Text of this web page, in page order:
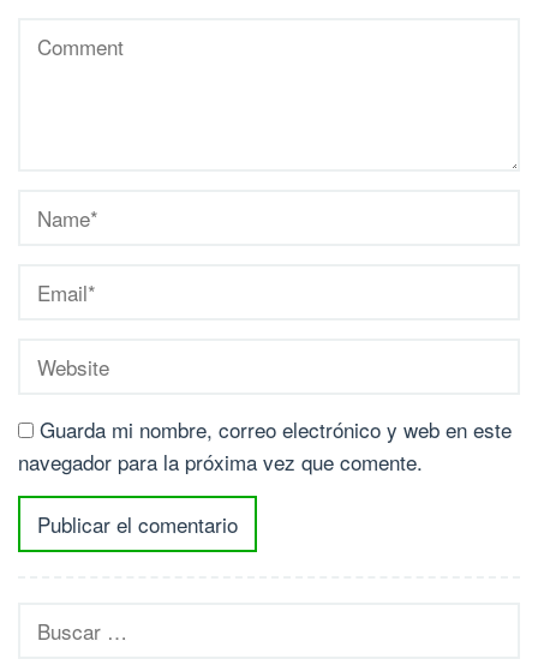
Guarda mi nombre, correo electrónico y web en este
navegador para la próxima vez que comente.
Buscar: